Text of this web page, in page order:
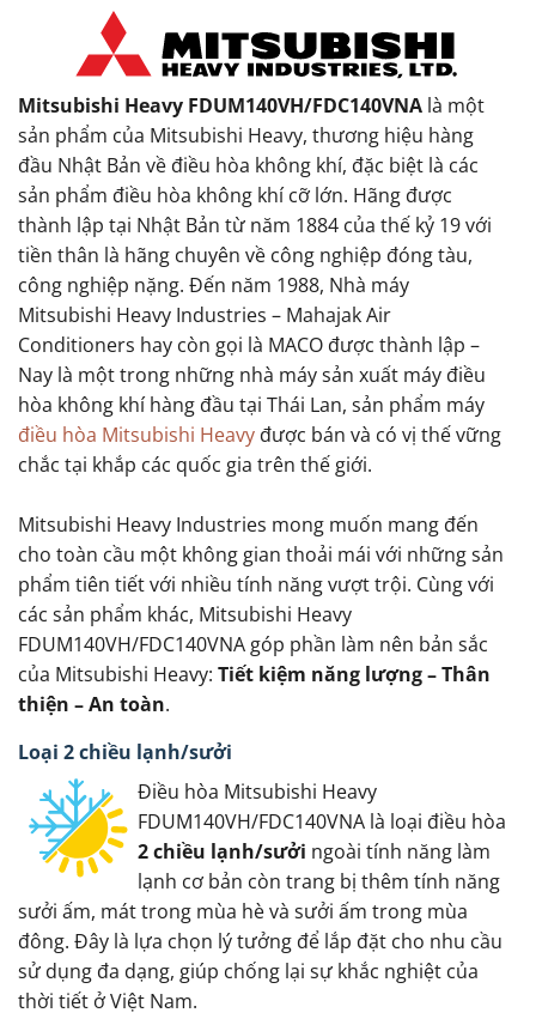
Mitsubishi Heavy FDUM140VH/FDC140VNA là một
sản phẩm của Mitsubishi Heavy, thương hiệu hàng
đầu Nhật Bản về điều hòa không khí, đặc biệt là các
sản phẩm điều hòa không khí cỡ lớn. Hãng được
thành lập tại Nhật Bản từ năm 1884 của thế kỷ 19 với
tiền thân là hãng chuyên về công nghiệp đóng tàu,
công nghiệp nặng. Đến năm 1988, Nhà máy
Mitsubishi Heavy Industries – Mahajak Air
Conditioners hay còn gọi là MACO được thành lập –
Nay là một trong những nhà máy sản xuất máy điều
hòa không khí hàng đầu tại Thái Lan, sản phẩm máy
điều hòa Mitsubishi Heavy được bán và có vị thế vững
chắc tại khắp các quốc gia trên thế giới.
Mitsubishi Heavy Industries mong muốn mang đến
cho toàn cầu một không gian thoải mái với những sản
phẩm tiên tiết với nhiều tính năng vượt trội. Cùng với
các sản phẩm khác, Mitsubishi Heavy
FDUM140VH/FDC140VNA góp phần làm nên bản sắc
của Mitsubishi Heavy: Tiết kiệm năng lượng – Thân
thiện – An toàn.
Loại 2 chiều lạnh/sưởi
Điều hòa Mitsubishi Heavy
FDUM140VH/FDC140VNA là loại điều hòa
2 chiều lạnh/sưởi ngoài tính năng làm
lạnh cơ bản còn trang bị thêm tính năng
sưởi ấm, mát trong mùa hè và sưởi ấm trong mùa
đông. Đây là lựa chọn lý tưởng để lắp đặt cho nhu cầu
sử dụng đa dạng, giúp chống lại sự khắc nghiệt của
thời tiết ở Việt Nam.